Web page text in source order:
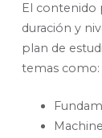
El contenido
duración y
plan de
temas como: